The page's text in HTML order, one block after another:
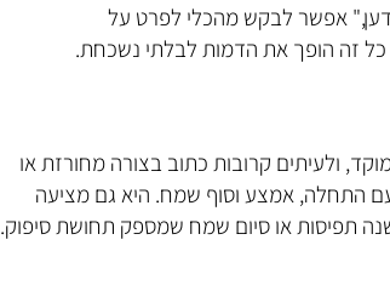
אפשר לבקש מהכלי לפרט על
כל זה הופך את הדמות לבלתי נשכחת.
ולעיתים קרובות כתוב בצורה מחורזת או
עם התחלה, אמצע וסוף שמח. היא גם מציעה
תפיסות או סיום שמח שמספק תחושת סיפוק.